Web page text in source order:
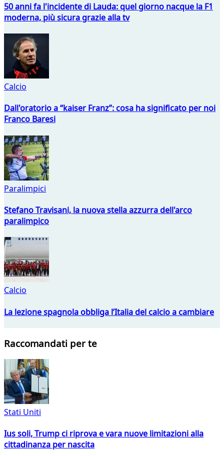
50 anni fa l'incidente di Lauda: quel giorno nacque la F1
moderna, più sicura grazie alla tv
Calcio
Dall'oratorio a “kaiser Franz”: cosa ha significato per noi
Franco Baresi
Paralimpici
Stefano Travisani, la nuova stella azzurra dell'arco
paralimpico
Calcio
La lezione spagnola obbliga l’Italia del calcio a cambiare
Raccomandati per te
Stati Uniti
Ius soli, Trump ci riprova e vara nuove limitazioni alla
cittadinanza per nascita